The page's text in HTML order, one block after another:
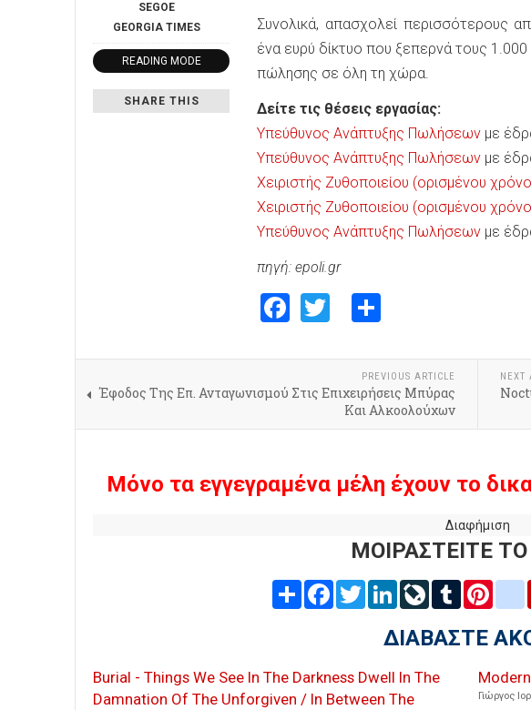
SEGOE
GEORGIA TIMES
READING MODE
SHARE THIS
Συνολικά, απασχολεί περισσότερους
ένα ευρύ δίκτυο που ξεπερνά τους
πώλησης σε όλη τη χώρα.
Δείτε τις θέσεις εργασίας:
Υπεύθυνος Ανάπτυξης Πωλήσεων με
Υπεύθυνος Ανάπτυξης Πωλήσεων με
Χειριστής Ζυθοποιείου (ορισμένου
Χειριστής Ζυθοποιείου (ορισμένου
Υπεύθυνος Ανάπτυξης Πωλήσεων με
πηγή: epoli.gr
Facebook
Twitter
PREVIOUS ARTICLE
Έφοδος Της Επ. Ανταγωνισμού Στις Επιχειρήσεις Μπύρας
Και Αλκοολούχων
NEXT
Μόνο τα εγγεγραμένα μέλη έχουν το
Διαφήμιση
ΜΟΙΡΑΣΤΕΙΤΕ
Share FacebookTwitterLinkedInLiveJournal
Tumblr
ΔΙΑΒΑΣΤΕ
Burial - Things We See In The Darkness Dwell In The
Damnation Of The Unforgiven / In Between The
Γιώργος